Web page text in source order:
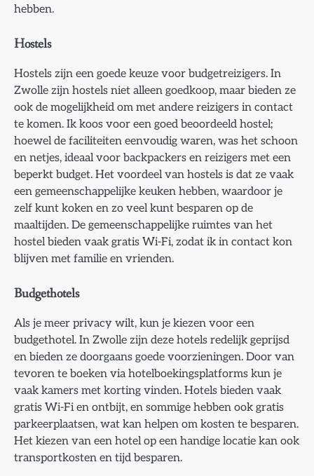
hebben.
Hostels
Hostels zijn een goede keuze voor budgetreizigers. In
Zwolle zijn hostels niet alleen goedkoop, maar bieden ze
ook de mogelijkheid om met andere reizigers in contact
te komen. Ik koos voor een goed beoordeeld hostel;
hoewel de faciliteiten eenvoudig waren, was het schoon
en netjes, ideaal voor backpackers en reizigers met een
beperkt budget. Het voordeel van hostels is dat ze vaak
een gemeenschappelijke keuken hebben, waardoor je
zelf kunt koken en zo veel kunt besparen op de
maaltijden. De gemeenschappelijke ruimtes van het
hostel bieden vaak gratis Wi-Fi, zodat ik in contact kon
blijven met familie en vrienden.
Budgethotels
Als je meer privacy wilt, kun je kiezen voor een
budgethotel. In Zwolle zijn deze hotels redelijk geprijsd
en bieden ze doorgaans goede voorzieningen. Door van
tevoren te boeken via hotelboekingsplatforms kun je
vaak kamers met korting vinden. Hotels bieden vaak
gratis Wi-Fi en ontbijt, en sommige hebben ook gratis
parkeerplaatsen, wat kan helpen om kosten te besparen.
Het kiezen van een hotel op een handige locatie kan ook
transportkosten en tijd besparen.